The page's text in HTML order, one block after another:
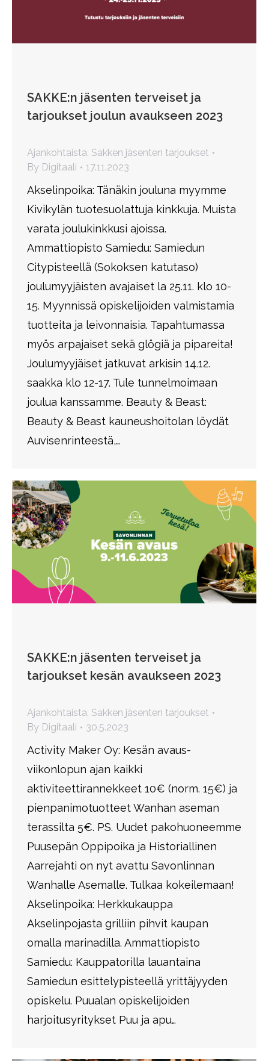
SAKKE:n jäsenten terveiset ja
tarjoukset joulun avaukseen 2023
Ajankohtaista Sakken jäsenten tarjoukset
By Digitaali 17.11.2023
Akselinpoika: Tänäkin jouluna myymme
Kivikylän tuotesuolattuja kinkkuja. Muista
varata joulukinkkusi ajoissa.
Ammattiopisto Samiedu: Samiedun
Citypisteellä (Sokoksen katutaso)
joulumyyjäisten avajaiset la 25.11. klo 10-
15. Myynnissä opiskelijoiden valmistamia
tuotteita ja leivonnaisia. Tapahtumassa
myös arpajaiset sekä glögiä ja pipareita!
Joulumyyjäiset jatkuvat arkisin 14.12.
saakka klo 12-17. Tule tunnelmoimaan
joulua kanssamme. Beauty & Beast:
Beauty & Beast kauneushoitolan löydät
Auvisenrinteestä,…
SAKKE:n jäsenten terveiset ja
tarjoukset kesän avaukseen 2023
Ajankohtaista Sakken jäsenten tarjoukset
By Digitaali 30.5.2023
Activity Maker Oy: Kesän avaus-
viikonlopun ajan kaikki
aktiviteettirannekkeet 10€ (norm. 15€) ja
pienpanimotuotteet Wanhan aseman
terassilta 5€. PS. Uudet pakohuoneemme
Puusepän Oppipoika ja Historiallinen
Aarrejahti on nyt avattu Savonlinnan
Wanhalle Asemalle. Tulkaa kokeilemaan!
Akselinpoika: Herkkukauppa
Akselinpojasta grilliin pihvit kaupan
omalla marinadilla. Ammattiopisto
Samiedu: Kauppatorilla lauantaina
Samiedun esittelypisteellä yrittäjyyden
opiskelu. Puualan opiskelijoiden
harjoitusyritykset Puu ja apu…